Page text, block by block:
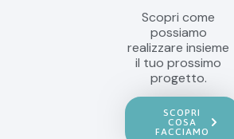
Scopri come
possiamo
realizzare insieme
il tuo prossimo
progetto.
SCOPRI
COSA
FACCIAMO